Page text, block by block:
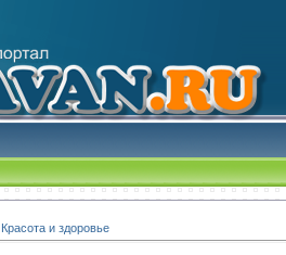
Красота и здоровье